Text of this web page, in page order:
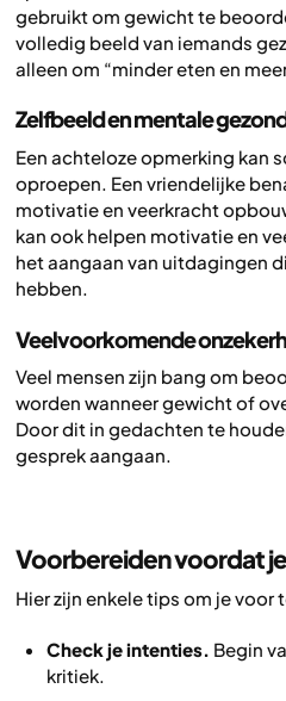
gebruikt om gewicht te
volledig beeld van iemands
alleen om “minder eten en
Zelfbeeld en mentale
Een achteloze opmerking kan
oproepen. Een vriendelijke
motivatie en veerkracht
kan ook helpen motivatie en
het aangaan van uitdagingen
hebben.
Veelvoorkomende
Veel mensen zijn bang om
worden wanneer gewicht of
Door dit in gedachten te
gesprek aangaan.
Voorbereiden voordat
Hier zijn enkele tips om je
Check je intenties. Begin
kritiek.